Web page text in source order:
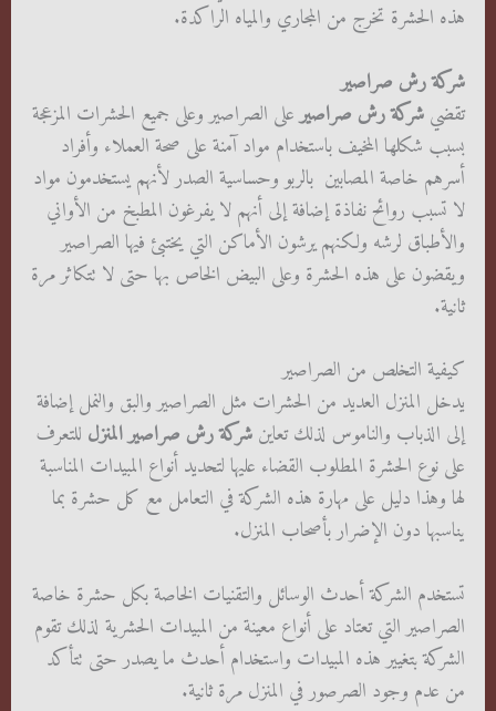
هذه الحشرة تخرج من المجاري والمياه الراكدة.
شركة رش صراصير
تقضيشركة رش صراصيرعلى الصراصير وعلى جميع الحشرات المزعجة
بسبب شكلها المخيف باستخدام مواد آمنة على صحة العملاء وأفراد
أسرهم خاصة المصابين بالربو وحساسية الصدر لأنهم يستخدمون مواد
لا تسبب روائح نفاذة إضافة إلى أنهم لا يفرغون المطبخ من الأواني
والأطباق لرشه ولكنهم يرشون الأماكن التي يختبئ فيها الصراصير
ويقضون على هذه الحشرة وعلى البيض الخاص بها حتى لا تتكاثر مرة
ثانية.
كيفية التخلص من الصراصير
يدخل المنزل العديد من الحشرات مثل الصراصير والبق والنمل إضافة
إلى الذباب والناموس لذلك تعاينشركة رش صراصير المنزل للتعرف
على نوع الحشرة المطلوب القضاء عليها لتحديد أنواع المبيدات المناسبة
لها وهذا دليل على مهارة هذه الشركة في التعامل مع كل حشرة بما
يناسبها دون الإضرار بأصحاب المنزل.
تستخدم الشركة أحدث الوسائل والتقنيات الخاصة بكل حشرة خاصة
الصراصير التي تعتاد على أنواع معينة من المبيدات الحشرية لذلك تقوم
الشركة بتغيير هذه المبيدات واستخدام أحدث ما يصدر حتى تتأكد
من عدم وجود الصرصور في المنزل مرة ثانية.